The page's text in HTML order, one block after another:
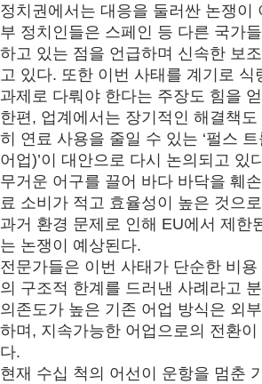
정치권에서는 대응을 둘러싼 논쟁이
부 정치인들은 스페인 등 다른 국가
하고 있는 점을 언급하며 신속한 보
고 있다. 또한 이번 사태를 계기로 식
과제로 다뤄야 한다는 주장도 힘을
한편, 업계에서는 장기적인 해결책
히 연료 사용을 줄일 수 있는 ‘펄스 트
어업)’이 대안으로 다시 논의되고 있
무거운 어구를 끌어 바다 바닥을 훼
료 소비가 적고 효율성이 높은 것으
과거 환경 문제로 인해 EU에서 제한
는 논쟁이 예상된다.
전문가들은 이번 사태가 단순한 비용
의 구조적 한계를 드러낸 사례라고
의존도가 높은 기존 어업 방식은 외
하며 , 지속가능한 어업으로의 전환이
다.
현재 수십 척의 어선이 운항을 멈춘